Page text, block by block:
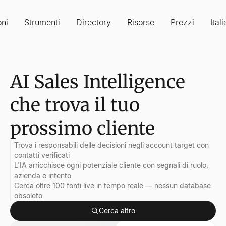
Strumenti Directory Risorse Prezzi
AI Sales Intelligence
che trova il tuo
prossimo cliente
Trova i responsabili delle decisioni negli account target con
contatti verificati
L'IA arricchisce ogni potenziale cliente con segnali di ruolo,
azienda e intento
Cerca oltre 100 fonti live in tempo reale — nessun database
obsoleto
Cerca altro